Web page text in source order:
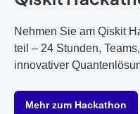
Nehmen Sie am Qiskit
teil – 24 Stunden,
innovativer
Mehr zum Hackathon